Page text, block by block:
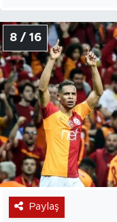
8 / 16
Paylaş